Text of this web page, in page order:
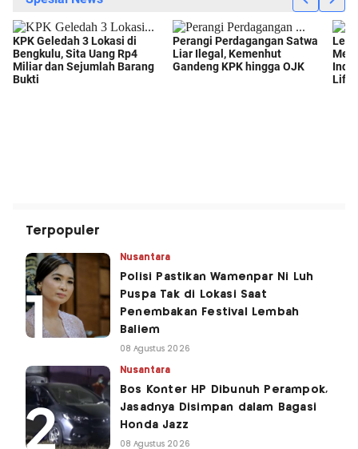
Terpopuler
Nusantara
Polisi Pastikan Wamenpar Ni Luh
Puspa Tak di Lokasi Saat
Penembakan Festival Lembah
Baliem
08 Agustus 2026
Nusantara
Bos Konter HP Dibunuh Perampok,
Jasadnya Disimpan dalam Bagasi
Honda Jazz
08 Agustus 2026